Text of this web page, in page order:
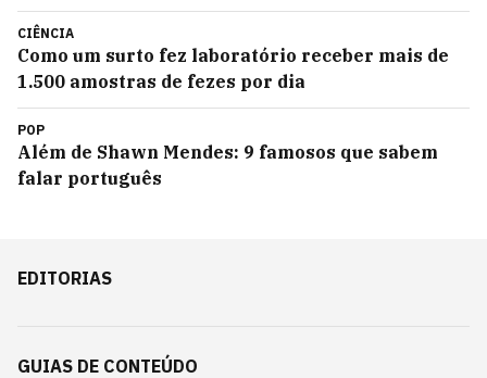
CIÊNCIA
Como um surto fez laboratório receber mais de
1.500 amostras de fezes por dia
POP
Além de Shawn Mendes: 9 famosos que sabem
falar português
EDITORIAS
GUIAS DE CONTEÚDO